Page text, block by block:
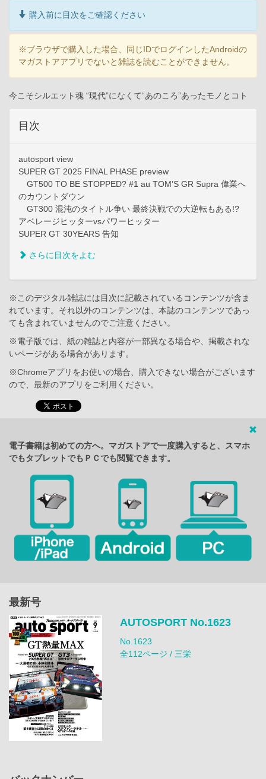
購入前に目次をご確認ください
※ブラウザで購入した場合、同じIDでログインしたAndroidの
マガストアアプリでないと雑誌を読むことができません。
今こそシルエット魂 “現代”になくて“あのころ”あったモノとコト
目次
autosport view
SUPER GT 2025 FINAL PHASE preview
GT500 TO BE STOPPED? #1 au TOM’S GR Supra 偉業へ
のカウントダウン
GT300 混沌のタイトル争い 最終決戦での大逆転もある!?
アベレージヒッターvsパワーヒッター
SUPER GT 30YEARS 告知
さらに目次をよむ
※このデジタル雑誌には目次に記載されているコンテンツが含ま
れています。それ以外のコンテンツは、本誌のコンテンツであっ
ても含まれていませんのでご注意ください。
※電子版では、紙の雑誌と内容が一部異なる場合や、掲載されな
いページがある場合があります。
※Chromeアプリをお使いの場合、購入できない場合がございます
ので、最新のアプリをご利用ください。
電子書籍は初めての方へ。マガストアで一度購入すると、スマホ
でもタブレットでもＰＣでも閲覧できます。
最新号
AUTOSPORT No.1623
No.1623
全112ページ / 三栄